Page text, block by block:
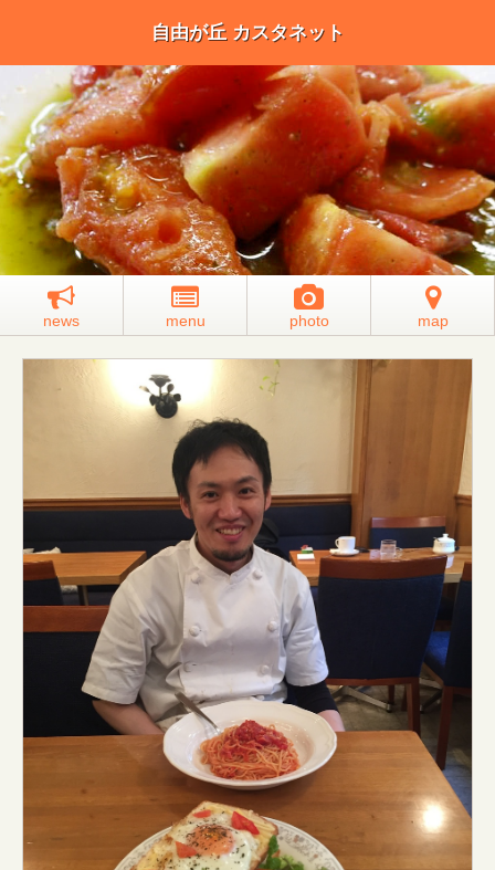
自由が丘 カスタネット
news menu photo map